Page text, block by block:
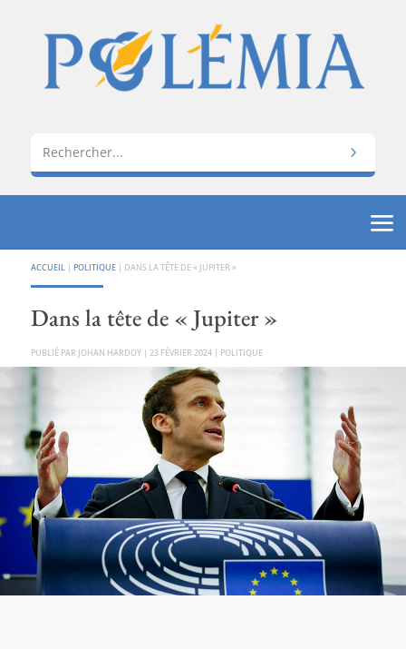
ACCUEIL | POLITIQUE| DANS LA TÊTE DE « JUPITER »
Dans la tête de « Jupiter »
PAR JOHAN HARDOY| 23 FÉVRIER 2024| POLITIQUE